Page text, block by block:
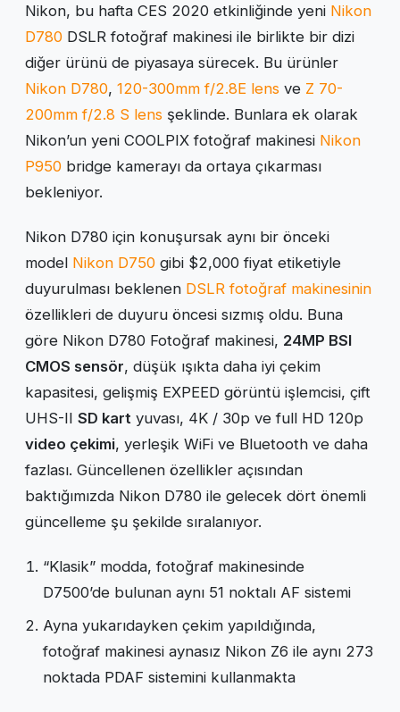
Nikon, bu hafta CES 2020 etkinliğinde yeni Nikon
D780 DSLR fotoğraf makinesi ile birlikte bir dizi
diğer ürünü de piyasaya sürecek. Bu ürünler
Nikon D780, 120-300mm f/2.8E lens ve Z 70-
200mm f/2.8 S lens şeklinde. Bunlara ek olarak
Nikon’un yeni COOLPIX fotoğraf makinesi Nikon
P950 bridge kamerayı da ortaya çıkarması
bekleniyor.
Nikon D780 için konuşursak aynı bir önceki
model Nikon D750 gibi $2,000 fiyat etiketiyle
duyurulması beklenen DSLR fotoğraf makinesinin
özellikleri de duyuru öncesi sızmış oldu. Buna
göre Nikon D780 Fotoğraf makinesi, 24MP BSI
CMOS sensör, düşük ışıkta daha iyi çekim
kapasitesi, gelişmiş EXPEED görüntü işlemcisi, çift
UHS-II SD kart yuvası, 4K / 30p ve full HD 120p
video çekimi, yerleşik WiFi ve Bluetooth ve daha
fazlası. Güncellenen özellikler açısından
baktığımızda Nikon D780 ile gelecek dört önemli
güncelleme şu şekilde sıralanıyor.
“Klasik” modda, fotoğraf makinesinde
D7500’de bulunan aynı 51 noktalı AF sistemi
Ayna yukarıdayken çekim yapıldığında,
fotoğraf makinesi aynasız Nikon Z6 ile aynı 273
noktada PDAF sistemini kullanmakta